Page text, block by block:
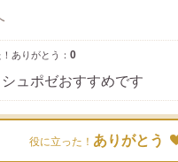
ありがとう： 0
ュポゼおすすめです
役に立った！ ありがとう